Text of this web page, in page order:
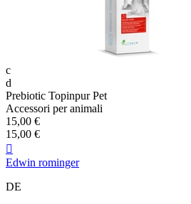
c
d
Prebiotic Topinpur Pet
Accessori per animali
15,00 €
15,00 €

Edwin rominger
DE